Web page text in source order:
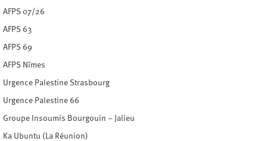
AFPS 07/26
AFPS 63
AFPS 69
AFPS Nîmes
Urgence Palestine Strasbourg
Urgence Palestine 66
Groupe Insoumis Bourgouin – Jalieu
Ka Ubuntu (La Réunion)